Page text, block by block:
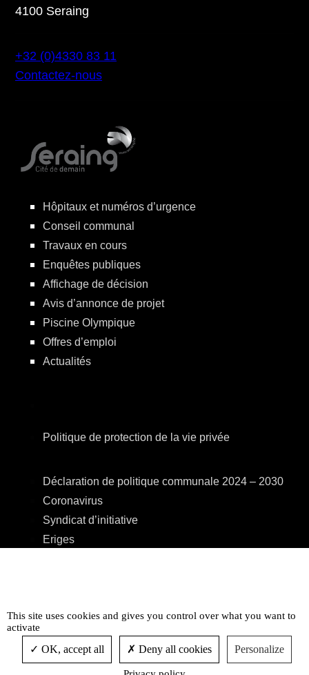
4100 Seraing
+32 (0)4330 83 11
Contactez-nous
Hôpitaux et numéros d’urgence
Conseil communal
Travaux en cours
Enquêtes publiques
Affichage de décision
Avis d’annonce de projet
Piscine Olympique
Offres d’emploi
Actualités
Politique de protection de la vie privée
Déclaration de politique communale 2024 – 2030
Coronavirus
Syndicat d’initiative
Eriges
Accessibilité
This site uses cookies and gives you control over what you want to
activate
OK, accept all Deny all cookies Personalize